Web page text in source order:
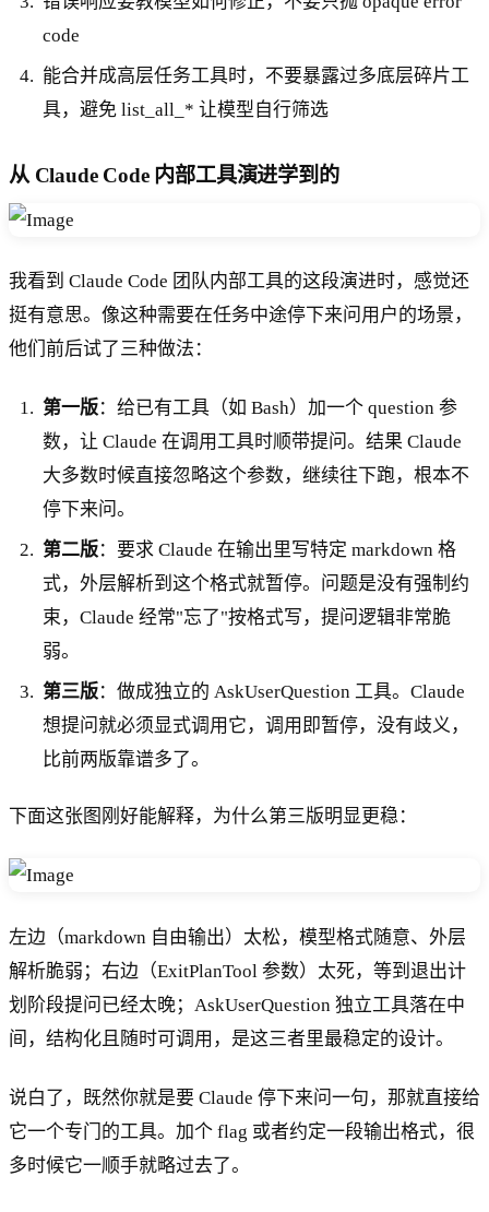
code
能合并成高层任务工具时，不要暴露过多底层碎片工
具，避免 list_all_* 让模型自行筛选
从 Claude Code 内部工具演进学到的
我看到 Claude Code 团队内部工具的这段演进时，感觉还
挺有意思。像这种需要在任务中途停下来问用户的场景，
他们前后试了三种做法：
第一版：给已有工具（如 Bash）加一个 question 参
数，让 Claude 在调用工具时顺带提问。结果 Claude
大多数时候直接忽略这个参数，继续往下跑，根本不
停下来问。
第二版：要求 Claude 在输出里写特定 markdown 格
式，外层解析到这个格式就暂停。问题是没有强制约
束，Claude 经常"忘了"按格式写，提问逻辑非常脆
弱。
第三版：做成独立的 AskUserQuestion 工具。Claude
想提问就必须显式调用它，调用即暂停，没有歧义，
比前两版靠谱多了。
下面这张图刚好能解释，为什么第三版明显更稳：
左边（markdown 自由输出）太松，模型格式随意、外层
解析脆弱；右边（ExitPlanTool 参数）太死，等到退出计
划阶段提问已经太晚；AskUserQuestion 独立工具落在中
间，结构化且随时可调用，是这三者里最稳定的设计。
说白了，既然你就是要 Claude 停下来问一句，那就直接给
它一个专门的工具。加个 flag 或者约定一段输出格式，很
多时候它一顺手就略过去了。